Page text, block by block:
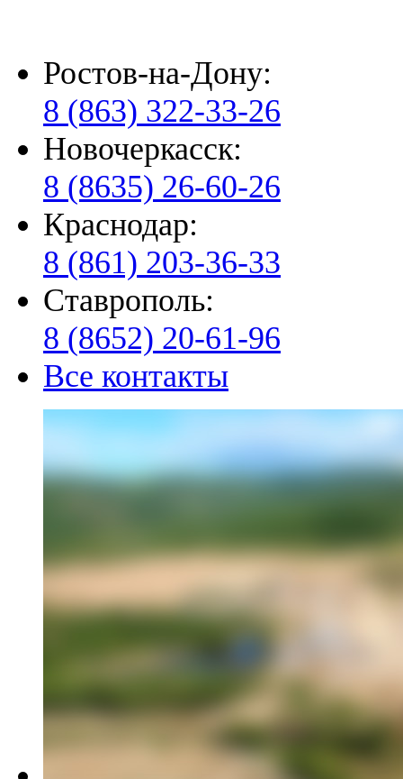
Ростов-на-Дону:
8 (863) 322-33-26
Новочеркасск:
8 (8635) 26-60-26
Краснодар:
8 (861) 203-36-33
Ставрополь:
8 (8652) 20-61-96
Все контакты